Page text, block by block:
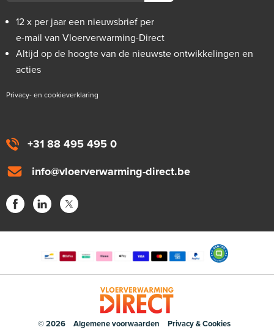
+31 88 495 495 0
info@vloerverwarming-direct.be
12 x per jaar een nieuwsbrief per
e-mail van Vloerverwarming-Direct
Altijd op de hoogte van de nieuwste ontwikkelingen en
acties
Privacy- en cookieverklaring
© 2026 Algemene voorwaarden Privacy & Cookies